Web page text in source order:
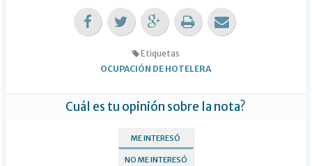
Etiquetas
OCUPACIÓN DE HOTELERA
Cuál es tu opinión sobre la nota?
ME INTERESÓ
NO ME INTERESÓ